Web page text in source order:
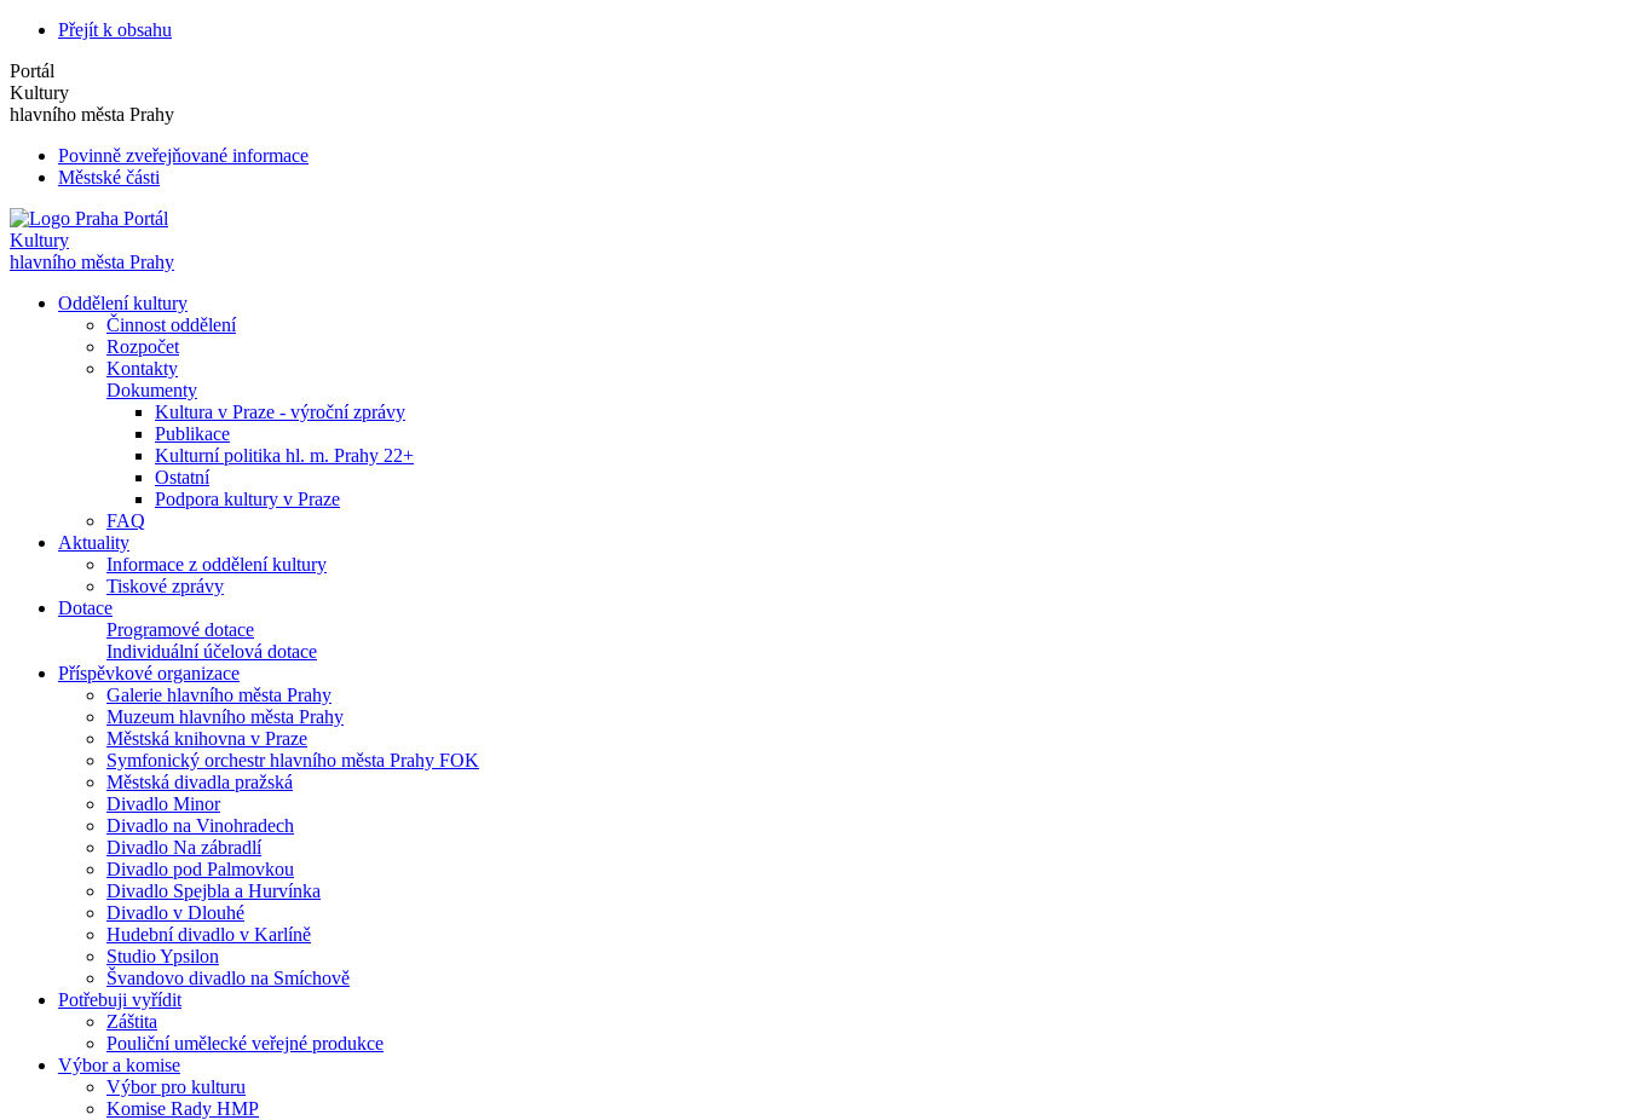
Přejít k obsahu
Portál
Kultury
hlavního města Prahy
Povinně zveřejňované informace
Městské části
Portál
Kultury
hlavního města Prahy
Oddělení kultury
Činnost oddělení
Rozpočet
Kontakty
Dokumenty
Kultura v Praze - výroční zprávy
Publikace
Kulturní politika hl. m. Prahy 22+
Ostatní
Podpora kultury v Praze
FAQ
Aktuality
Informace z oddělení kultury
Tiskové zprávy
Dotace
Programové dotace
Individuální účelová dotace
Příspěvkové organizace
Galerie hlavního města Prahy
Muzeum hlavního města Prahy
Městská knihovna v Praze
Symfonický orchestr hlavního města Prahy FOK
Městská divadla pražská
Divadlo Minor
Divadlo na Vinohradech
Divadlo Na zábradlí
Divadlo pod Palmovkou
Divadlo Spejbla a Hurvínka
Divadlo v Dlouhé
Hudební divadlo v Karlíně
Studio Ypsilon
Švandovo divadlo na Smíchově
Potřebuji vyřídit
Záštita
Pouliční umělecké veřejné produkce
Výbor a komise
Výbor pro kulturu
Komise Rady HMP